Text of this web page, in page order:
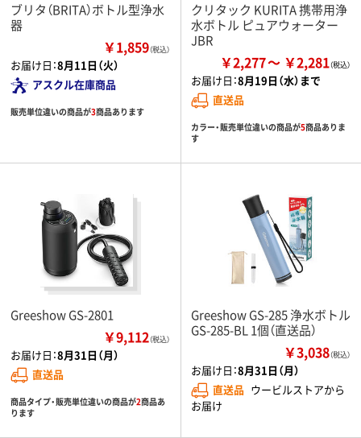
ブリタ（BRITA）ボトル型浄水
器
￥1,859（税込）
お届け日：8月11日（火）
アスクル在庫商品
販売単位違いの商品が3商品あります
クリタック KURITA 携帯用浄
水ボトル ピュアウォーター
JBR
￥2,277 ￥2,281
お届け日：8月19日（水）まで
直送品
カラー・販売単位違いの商品が5商品ありま
す
Greeshow GS-2801
￥9,112（税込）
お届け日：8月31日（月）
直送品
商品タイプ・販売単位違いの商品が2商品あ
ります
Greeshow GS-285 浄水ボトル
GS-285-BL 1個（直送品）
￥3,038（税込）
お届け日：8月31日（月）
直送品 ウービルストアから
お届け